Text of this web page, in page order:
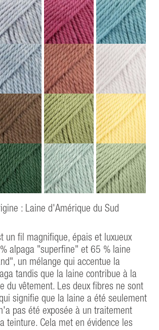
: Laine d'Amérique du Sud
un fil magnifique, épais et luxueux
alpaga "superfine" et 65 % laine
un mélange qui accentue la
tandis que la laine contribue à la
du vêtement. Les deux fibres ne sont
signifie que la laine a été seulement
pas été exposée à un traitement
teinture. Cela met en évidence les